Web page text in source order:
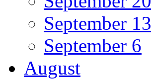
September 13
September 6
August